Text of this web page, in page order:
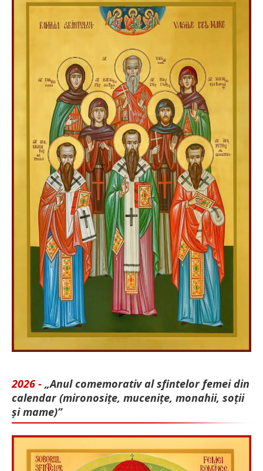
2026 - „Anul comemorativ al sfintelor femei din
calendar (mironosițe, mu­cenițe, monahii, soții
și mame)”